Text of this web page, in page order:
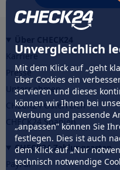
Unvergleichlich
Mit dem Klick auf „geht
über Cookies ein
servieren und dieses
können wir Ihnen bei
Werbung und passende
„anpassen” können Sie
festlegen. Dies ist auch
dem Klick auf „Nur
technisch notwendige
Karriere
Presse
Unternehmen
CHECK24 Österreich
CHECK24 Spanien
CHECK24 Zahlungsarten
PayPal